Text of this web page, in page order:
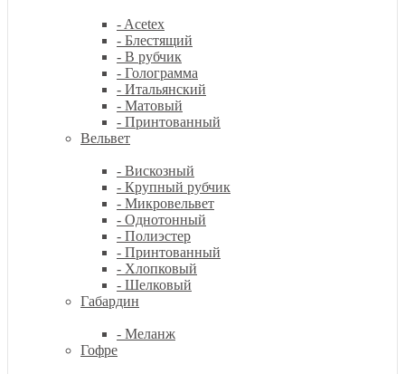
- Acetex
- Блестящий
- В рубчик
- Голограмма
- Итальянский
- Матовый
- Принтованный
Вельвет
- Вискозный
- Крупный рубчик
- Микровельвет
- Однотонный
- Полиэстер
- Принтованный
- Хлопковый
- Шелковый
Габардин
- Меланж
Гофре